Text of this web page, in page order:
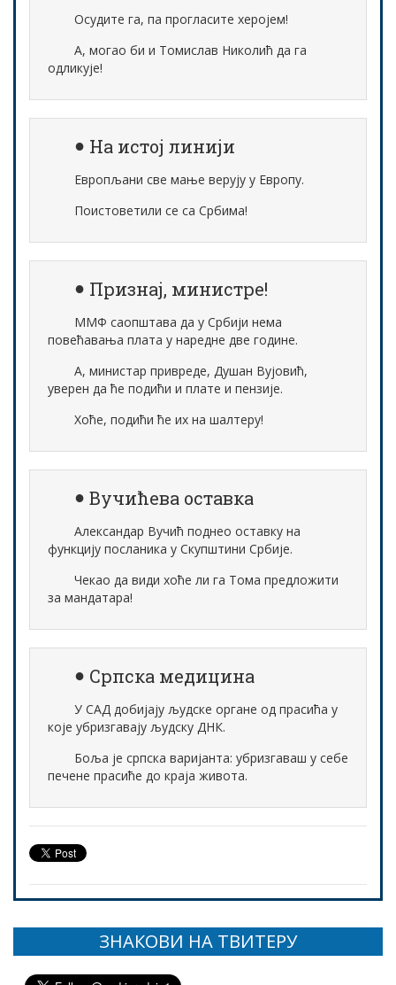
Осудите га, па прогласите херојем!
А, могао би и Томислав Николић да га
одликује!
На истој линији
Европљани све мање верују у Европу.
Поистоветили се са Србима!
Признај, министре!
ММФ саопштава да у Србији нема
повећавања плата у наредне две године.
А, министар привреде, Душан Вујовић,
уверен да ће подићи и плате и пензије.
Хоће, подићи ће их на шалтеру!
Вучићева оставка
Александар Вучић поднео оставку на
функцију посланика у Скупштини Србије.
Чекао да види хоће ли га Тома предложити
за мандатара!
Српска медицина
У САД добијају људске органе од прасића у
које убризгавају људску ДНК.
Боља је српска варијанта: убризгаваш у себе
печене прасиће до краја живота.
ЗНАКОВИ НА ТВИТЕРУ